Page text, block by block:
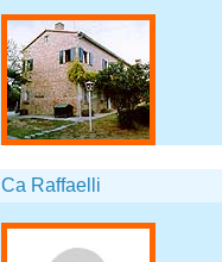
Ca Raffaelli